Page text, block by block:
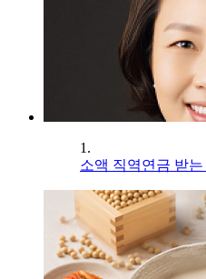
1.
소액 직역연금 받